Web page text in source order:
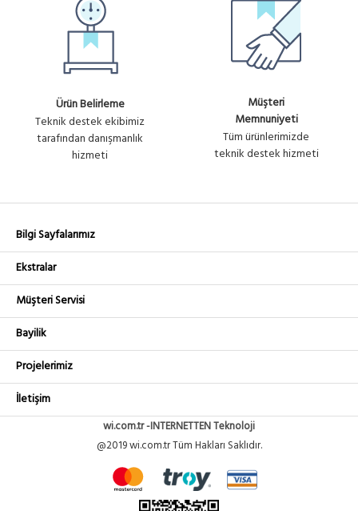
Ürün Belirleme
Teknik destek ekibimiz
tarafından danışmanlık
hizmeti
Müşteri
Memnuniyeti
Tüm ürünlerimizde
teknik destek hizmeti
Bilgi Sayfalarımız
Ekstralar
Müşteri Servisi
Bayilik
Projelerimiz
İletişim
wi.com.tr -INTERNETTEN Teknoloji
@2019 wi.com.tr Tüm Hakları Saklıdır.